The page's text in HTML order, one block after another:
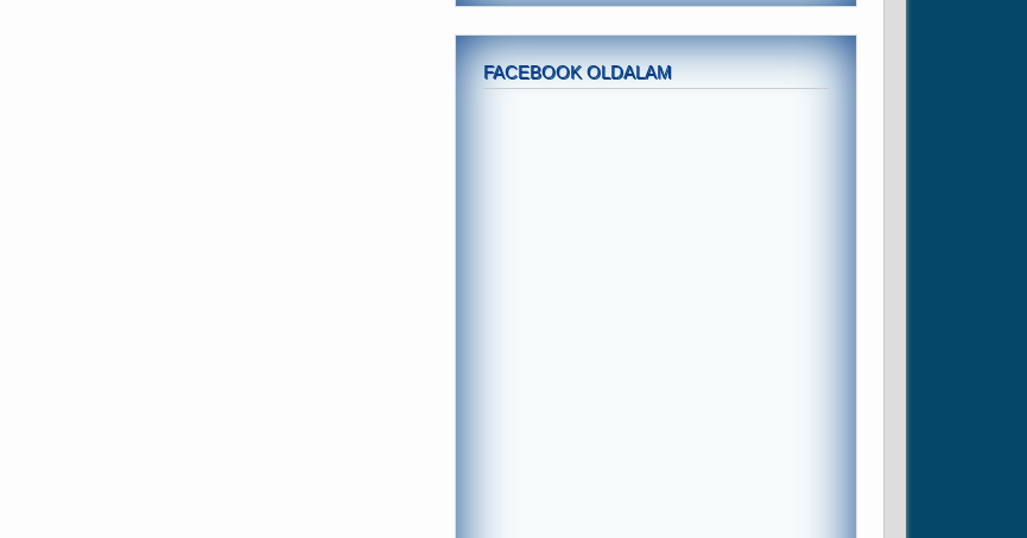
FACEBOOK OLDALAM